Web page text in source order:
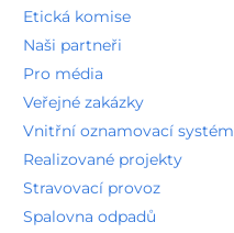
Etická komise
Naši partneři
Pro média
Veřejné zakázky
Vnitřní oznamovací systém
Realizované projekty
Stravovací provoz
Spalovna odpadů